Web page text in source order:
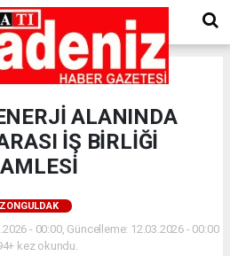
ALANINDA
İŞ BİRLİĞİ
ZONGULDAK
- 00:00, Güncelleme: 12.03.2026 - 00:00
kez okundu.